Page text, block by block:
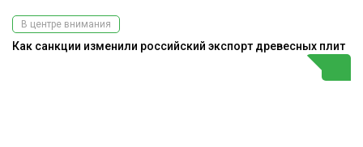
В центре внимания
Как санкции изменили российский экспорт древесных плит